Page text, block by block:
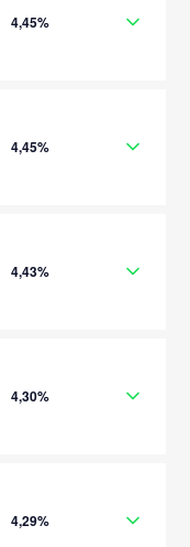
4,45%
4,45%
4,43%
4,30%
4,29%